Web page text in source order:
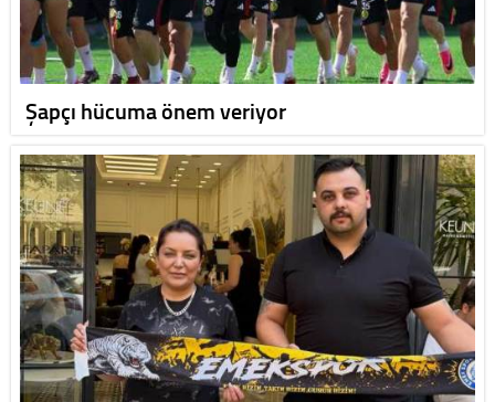
Şapçı hücuma önem veriyor